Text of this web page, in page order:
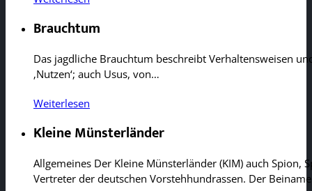
Brauchtum
Das jagdliche Brauchtum beschreibt Verhaltensweisen
‚Nutzen‘; auch Usus, von…
Weiterlesen
Kleine Münsterländer
Allgemeines Der Kleine Münsterländer (KIM) auch
Vertreter der deutschen Vorstehhundrassen. Der